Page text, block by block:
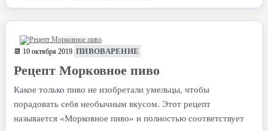
📆 10 октября 2019 ПИВОВАРЕНИЕ
Рецепт Морковное пиво
Какое только пиво не изобретали умельцы, чтобы
порадовать себя необычным вкусом. Этот рецепт
называется «Морковное пиво» и полностью соответствует